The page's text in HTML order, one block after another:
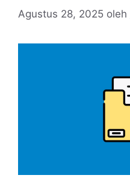
Agustus 28, 2025 oleh